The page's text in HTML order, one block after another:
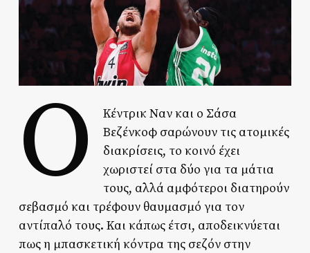
Ο
Κέντρικ Ναν και ο Σάσα
Βεζένκοφ σαρώνουν τις ατομικές
διακρίσεις, το κοινό έχει
χωριστεί στα δύο για τα μάτια
τους, αλλά αμφότεροι διατηρούν
σεβασμό και τρέφουν θαυμασμό για τον
αντίπαλό τους. Και κάπως έτσι, αποδεικνύεται
πως η μπασκετική κόντρα της σεζόν στην